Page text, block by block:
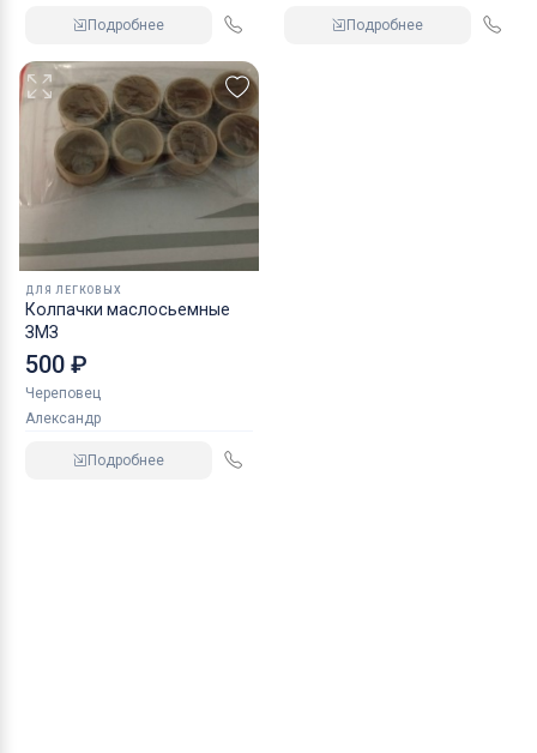
Подробнее Подробнее
ДЛЯ ЛЕГКОВЫХ
Колпачки маслосьемные
ЗМЗ
500 ₽
Череповец
Александр
Подробнее